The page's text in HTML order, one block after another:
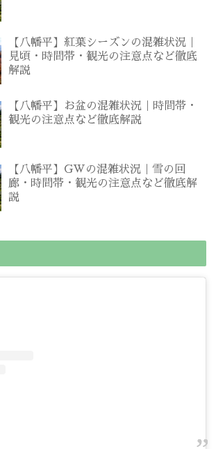
【八幡平】紅葉シーズンの混雑状況｜
見頃・時間帯・観光の注意点など徹底
解説
【八幡平】お盆の混雑状況｜時間帯・
観光の注意点など徹底解説
【八幡平】GWの混雑状況｜雪の回
廊・時間帯・観光の注意点など徹底解
説